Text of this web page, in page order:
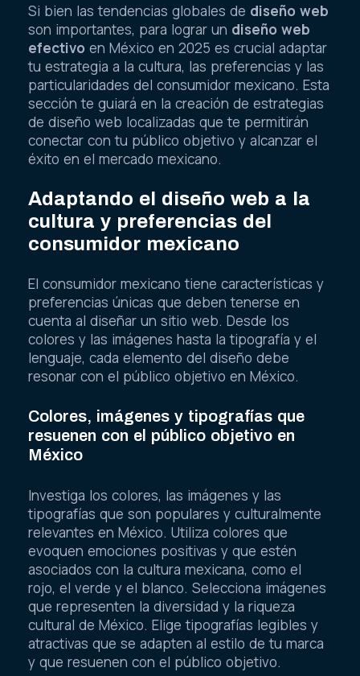
Si bien las tendencias globales de diseño web
son importantes, para lograr un diseño web
efectivo en México en 2025 es crucial adaptar
tu estrategia a la cultura, las preferencias y las
particularidades del consumidor mexicano. Esta
sección te guiará en la creación de estrategias
de diseño web localizadas que te permitirán
conectar con tu público objetivo y alcanzar el
éxito en el mercado mexicano.
Adaptando el diseño web a la
cultura y preferencias del
consumidor mexicano
El consumidor mexicano tiene características y
preferencias únicas que deben tenerse en
cuenta al diseñar un sitio web. Desde los
colores y las imágenes hasta la tipografía y el
lenguaje, cada elemento del diseño debe
resonar con el público objetivo en México.
Colores, imágenes y tipografías que
resuenen con el público objetivo en
México
Investiga los colores, las imágenes y las
tipografías que son populares y culturalmente
relevantes en México. Utiliza colores que
evoquen emociones positivas y que estén
asociados con la cultura mexicana, como el
rojo, el verde y el blanco. Selecciona imágenes
que representen la diversidad y la riqueza
cultural de México. Elige tipografías legibles y
atractivas que se adapten al estilo de tu marca
y que resuenen con el público objetivo.